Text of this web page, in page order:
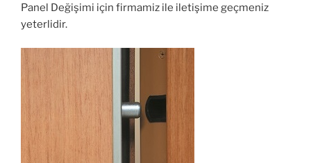
Panel Değişimi için firmamiz ile iletişime geçmeniz
yeterlidir.